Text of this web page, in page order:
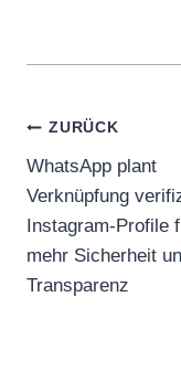
ZURÜCK
WhatsApp plant
Verknüpfung
Instagram-Profile
mehr Sicherheit
Transparenz